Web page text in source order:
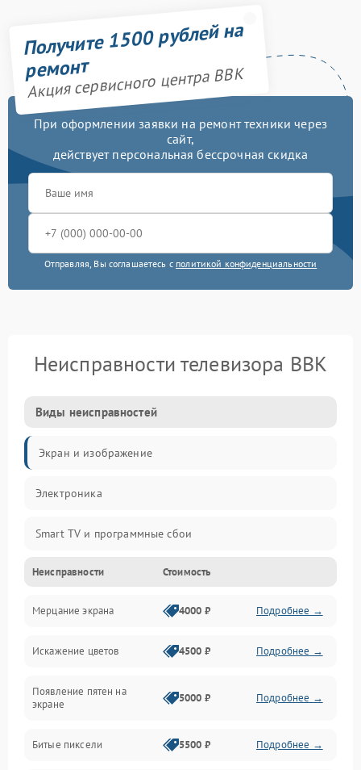
Получите 1500 рублей на
ремонт
Акция сервисного центра BBK
При оформлении заявки на ремонт техники через
сайт,
действует персональная бессрочная скидка
Отправляя, Вы соглашаетесь с политикой конфиденциальности
Неисправности телевизора BBK
Виды неисправностей
Экран и изображение
Электроника
Smart TV и программные сбои
Питание и запуск
Подсветка и LED-модули
Звук и аудиосистема
Сигнал и приём каналов
Неисправности Стоимость
Мерцание экрана 4000 ₽ Подробнее →
Искажение цветов 4500 ₽ Подробнее →
Появление пятен на
экране
5000 ₽ Подробнее →
Битые пиксели 5500 ₽ Подробнее →